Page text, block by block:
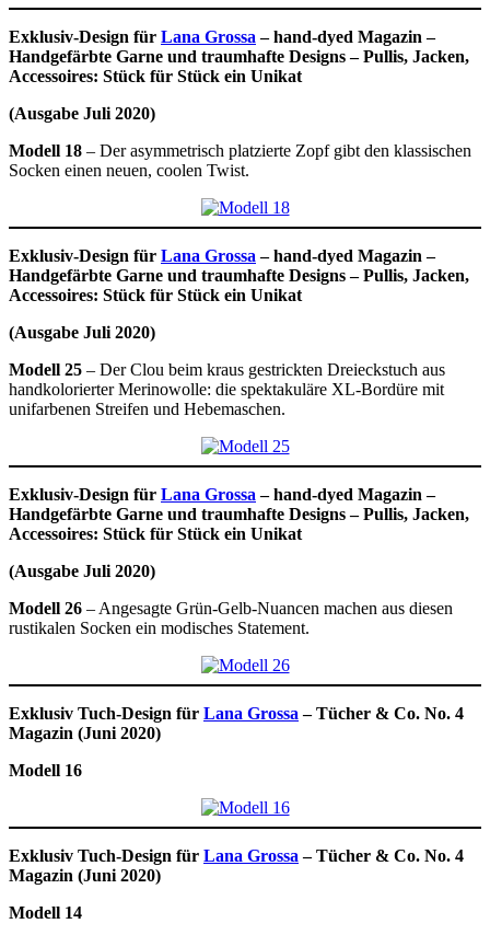
Exklusiv-Design für Lana Grossa– hand-dyed Magazin –
Handgefärbte Garne und traumhafte Designs – Pullis, Jacken,
Accessoires: Stück für Stück ein Unikat
(Ausgabe Juli 2020)
Modell 18 – Der asymmetrisch platzierte Zopf gibt den klassischen
Socken einen neuen, coolen Twist.
Exklusiv-Design für Lana Grossa– hand-dyed Magazin –
Handgefärbte Garne und traumhafte Designs – Pullis, Jacken,
Accessoires: Stück für Stück ein Unikat
(Ausgabe Juli 2020)
Modell 25 – Der Clou beim kraus gestrickten Dreieckstuch aus
handkolorierter Merinowolle: die spektakuläre XL-Bordüre mit
unifarbenen Streifen und Hebemaschen.
Exklusiv-Design für Lana Grossa– hand-dyed Magazin –
Handgefärbte Garne und traumhafte Designs – Pullis, Jacken,
Accessoires: Stück für Stück ein Unikat
(Ausgabe Juli 2020)
Modell 26 – Angesagte Grün-Gelb-Nuancen machen aus diesen
rustikalen Socken ein modisches Statement.
Exklusiv Tuch-Design für Lana Grossa– Tücher & Co. No. 4
Magazin (Juni 2020)
Modell 16
Exklusiv Tuch-Design für Lana Grossa– Tücher & Co. No. 4
Magazin (Juni 2020)
Modell 14